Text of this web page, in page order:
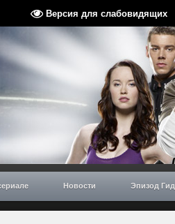
Версия для слабовидящих
Новости Эпизод Гид